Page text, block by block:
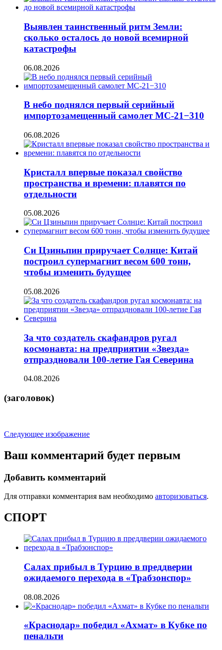
Выявлен таинственный ритм Земли:
сколько осталось до новой всемирной
катастрофы
06.08.2026
В небо поднялся первый серийный
импортозамещенный самолет МС-21−310
06.08.2026
Кристалл впервые показал свойство
пространства и времени: плавятся по
отдельности
05.08.2026
Си Цзиньпин приручает Солнце: Китай
построил супермагнит весом 600 тонн,
чтобы изменить будущее
05.08.2026
За что создатель скафандров ругал
космонавта: на предприятии «Звезда»
отпраздновали 100-летие Гая Северина
04.08.2026
(заголовок)
Следующее изображение
Ваш комментарий будет первым
Добавить комментарий
Для отправки комментария вам необходимо авторизоваться.
СПОРТ
Салах прибыл в Турцию в преддверии
ожидаемого перехода в «Трабзонспор»
08.08.2026
«Краснодар» победил «Ахмат» в Кубке по
пенальти